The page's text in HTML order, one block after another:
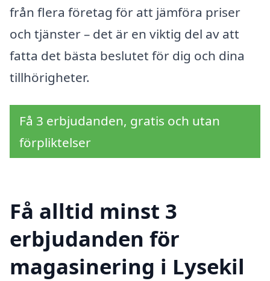
från flera företag för att jämföra priser
och tjänster – det är en viktig del av att
fatta det bästa beslutet för dig och dina
tillhörigheter.
Få 3 erbjudanden, gratis och utan
förpliktelser
Få alltid minst 3
erbjudanden för
magasinering i Lysekil